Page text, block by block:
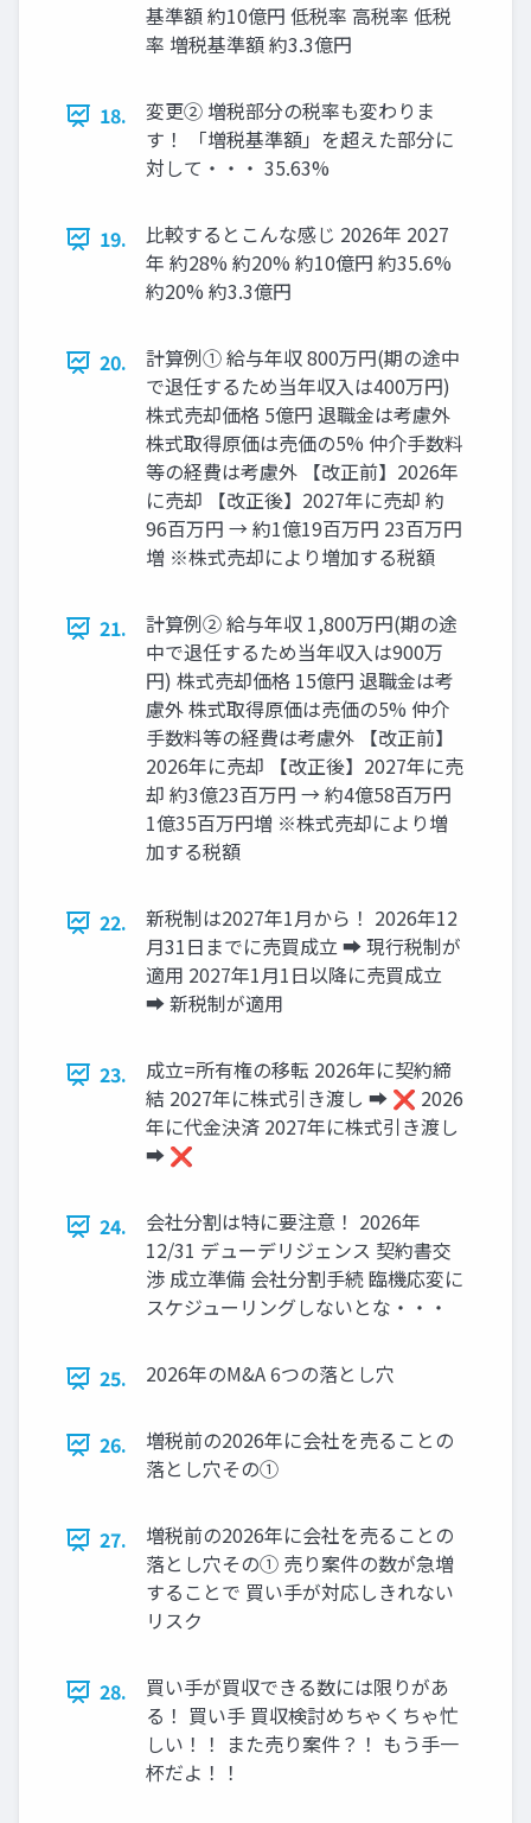
基準額 約10億円 低税率 高税率 低税
率 増税基準額 約3.3億円
18.
変更② 増税部分の税率も変わりま
す！ 「増税基準額」を超えた部分に
対して・・・ 35.63%
19.
比較するとこんな感じ 2026年 2027
年 約28% 約20% 約10億円 約35.6%
約20% 約3.3億円
20.
計算例① 給与年収 800万円(期の途中
で退任するため当年収入は400万円)
株式売却価格 5億円 退職金は考慮外
株式取得原価は売価の5% 仲介手数料
等の経費は考慮外 【改正前】2026年
に売却 【改正後】2027年に売却 約
96百万円 → 約1億19百万円 23百万円
増 ※株式売却により増加する税額
21.
計算例② 給与年収 1,800万円(期の途
中で退任するため当年収入は900万
円) 株式売却価格 15億円 退職金は考
慮外 株式取得原価は売価の5% 仲介
手数料等の経費は考慮外 【改正前】
2026年に売却 【改正後】2027年に売
却 約3億23百万円 → 約4億58百万円
1億35百万円増 ※株式売却により増
加する税額
22.
新税制は2027年1月から！ 2026年12
月31日までに売買成立 ➡ 現行税制が
適用 2027年1月1日以降に売買成立
➡ 新税制が適用
23.
成立=所有権の移転 2026年に契約締
結 2027年に株式引き渡し ➡ ❌ 2026
年に代金決済 2027年に株式引き渡し
➡ ❌
24.
会社分割は特に要注意！ 2026年
12/31 デューデリジェンス 契約書交
渉 成立準備 会社分割手続 臨機応変に
スケジューリングしないとな・・・
25. 2026年のM&A 6つの落とし穴
26.
増税前の2026年に会社を売ることの
落とし穴その①
27.
増税前の2026年に会社を売ることの
落とし穴その① 売り案件の数が急増
することで 買い手が対応しきれない
リスク
28.
買い手が買収できる数には限りがあ
る！ 買い手 買収検討めちゃくちゃ忙
しい！！ また売り案件？！ もう手一
杯だよ！！